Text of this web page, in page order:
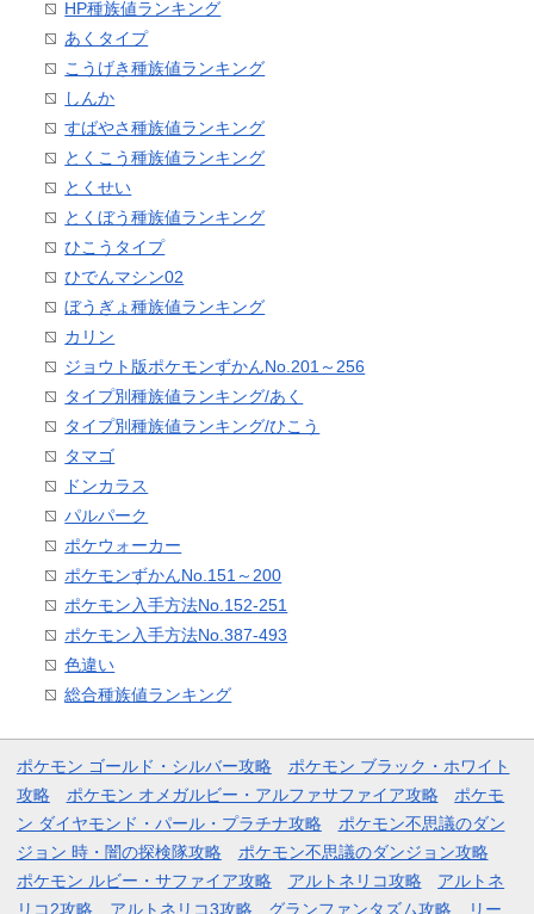
HP種族値ランキング
あくタイプ
こうげき種族値ランキング
しんか
すばやさ種族値ランキング
とくこう種族値ランキング
とくせい
とくぼう種族値ランキング
ひこうタイプ
ひでんマシン02
ぼうぎょ種族値ランキング
カリン
ジョウト版ポケモンずかんNo.201～256
タイプ別種族値ランキング/あく
タイプ別種族値ランキング/ひこう
タマゴ
ドンカラス
パルパーク
ポケウォーカー
ポケモンずかんNo.151～200
ポケモン入手方法No.152-251
ポケモン入手方法No.387-493
色違い
総合種族値ランキング
ポケモン ゴールド・シルバー攻略
ポケモン ブラック・ホワイト
攻略
ポケモン オメガルビー・アルファサファイア攻略
ポケモ
ン ダイヤモンド・パール・プラチナ攻略
ポケモン不思議のダン
ジョン 時・闇の探検隊攻略
ポケモン不思議のダンジョン攻略
ポケモン ルビー・サファイア攻略
アルトネリコ攻略
アルトネ
リコ2攻略
アルトネリコ3攻略 グランファンタズム攻略 リー